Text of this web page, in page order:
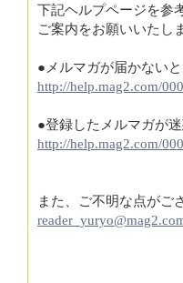
下記ヘルプページを参
ご案内をお願いいたし
●メルマガが届かないと
http://help.mag2.com/
●登録したメルマガが
http://help.mag2.com/
また、ご不明な点がご